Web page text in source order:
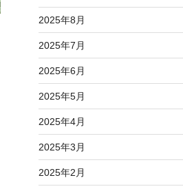
2025年8月
2025年7月
2025年6月
2025年5月
2025年4月
2025年3月
2025年2月